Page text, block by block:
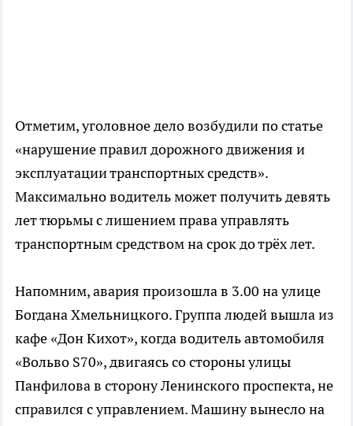
Отметим, уголовное дело возбудили по статье
«нарушение правил дорожного движения и
эксплуатации транспортных средств».
Максимально водитель может получить девять
лет тюрьмы с лишением права управлять
транспортным средством на срок до трёх лет.
Напомним, авария произошла в 3.00 на улице
Богдана Хмельницкого. Группа людей вышла из
кафе «Дон Кихот», когда водитель автомобиля
«Вольво S70», двигаясь со стороны улицы
Панфилова в сторону Ленинского проспекта, не
справился с управлением. Машину вынесло на